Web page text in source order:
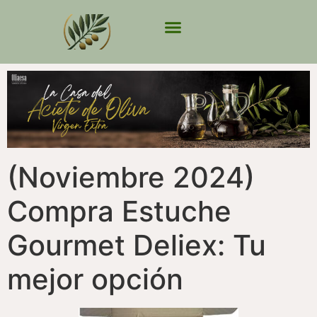
(Noviembre 2024)
Compra Estuche
Gourmet Deliex: Tu
mejor opción